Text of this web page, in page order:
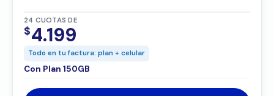
24 CUOTAS DE
$4.199
Todo en tu factura: plan + celular
Con Plan 150GB